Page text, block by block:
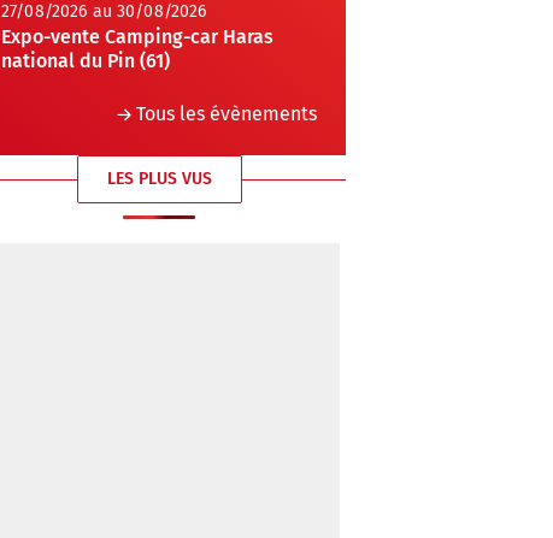
27/08/2026 au 30/08/2026
Expo-vente Camping-car Haras
national du Pin (61)
Tous les évènements
LES PLUS VUS